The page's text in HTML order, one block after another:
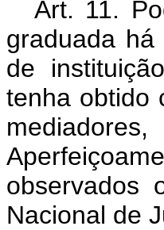
Art. 11.
graduada
de
tenha obtido
observados
Nacional de